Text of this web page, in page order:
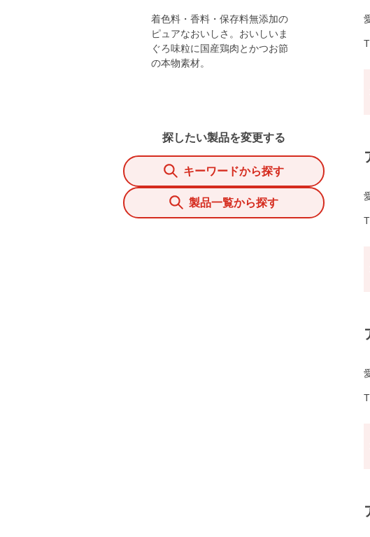
着色料・香料・保存料無添加の
ピュアなおいしさ。おいしいま
ぐろ味粒に国産鶏肉とかつお節
の本物素材。
探したい製品を変更する
キーワードから探す
製品一覧から探す